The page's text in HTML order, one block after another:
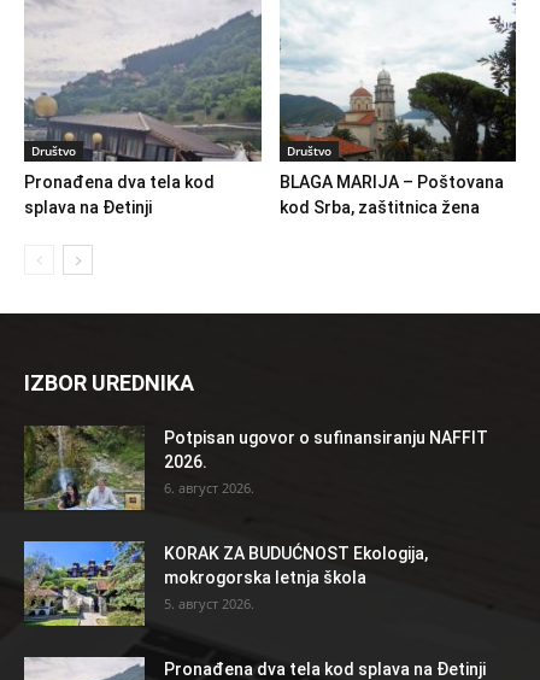
Društvo
Pronađena dva tela kod
splava na Đetinji
Društvo
BLAGA MARIJA – Poštovana
kod Srba, zaštitnica žena
IZBOR UREDNIKA
Potpisan ugovor o sufinansiranju NAFFIT
2026.
6. август 2026.
KORAK ZA BUDUĆNOST Ekologija,
mokrogorska letnja škola
5. август 2026.
Pronađena dva tela kod splava na Đetinji